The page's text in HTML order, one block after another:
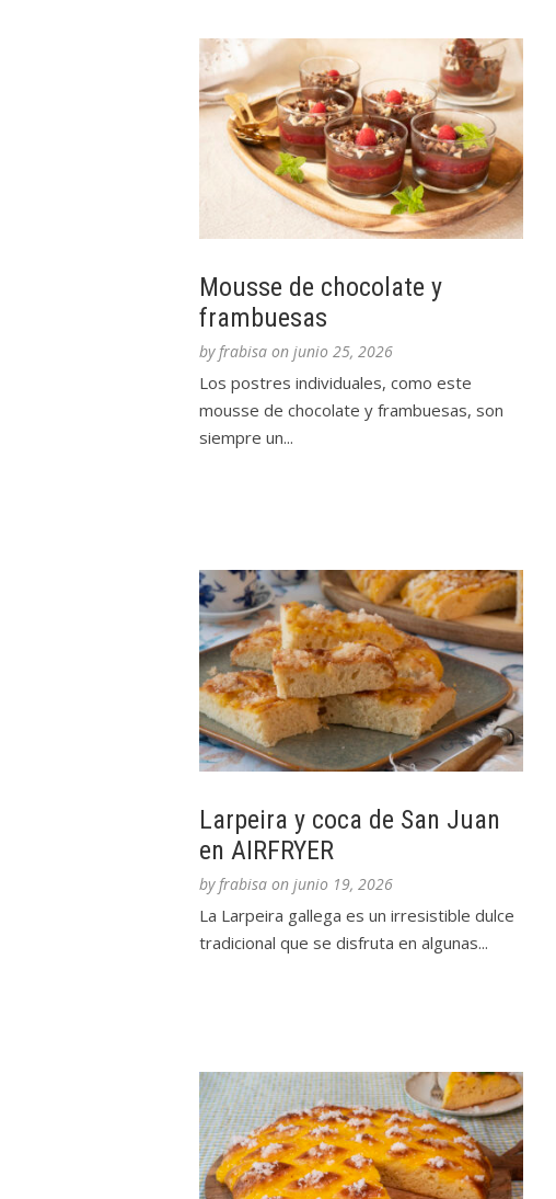
Mousse de chocolate y
frambuesas
byfrabisa on junio 25, 2026
Los postres individuales, como este
mousse de chocolate y frambuesas, son
siempre un...
Larpeira y coca de San Juan
en AIRFRYER
byfrabisa on junio 19, 2026
La Larpeira gallega es un irresistible dulce
tradicional que se disfruta en algunas...